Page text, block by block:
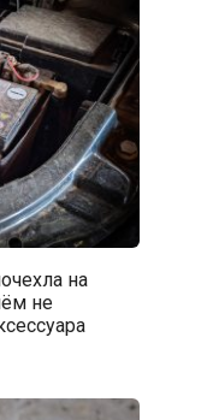
на
не